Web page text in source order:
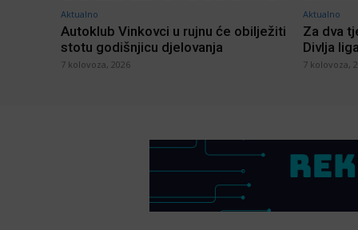
Aktualno
Autoklub Vinkovci u rujnu će obilježiti
stotu godišnjicu djelovanja
7 kolovoza, 2026
Aktualno
Za dva
Divlja liga
7 kolovoza,